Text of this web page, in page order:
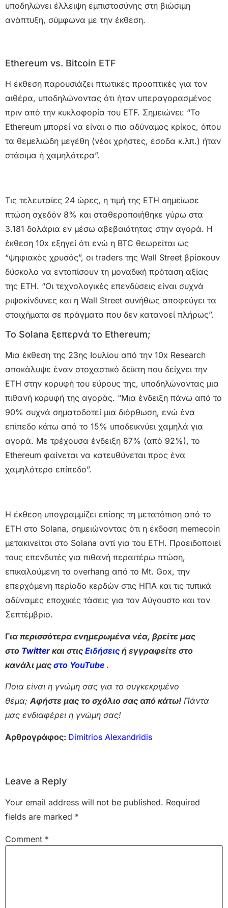
υποδηλώνει έλλειψη εμπιστοσύνης στη βιώσιμη
ανάπτυξη, σύμφωνα με την έκθεση.
Ethereum vs. Bitcoin ETF
Η έκθεση παρουσιάζει πτωτικές προοπτικές για τον
αιθέρα, υποδηλώνοντας ότι ήταν υπεραγορασμένος
πριν από την κυκλοφορία του ETF. Σημειώνει: “Το
Ethereum μπορεί να είναι ο πιο αδύναμος κρίκος, όπου
τα θεμελιώδη μεγέθη (νέοι χρήστες, έσοδα κ.λπ.) ήταν
στάσιμα ή χαμηλότερα”.
Τις τελευταίες 24 ώρες, η τιμή της ETH σημείωσε
πτώση σχεδόν 8% και σταθεροποιήθηκε γύρω στα
3.181 δολάρια εν μέσω αβεβαιότητας στην αγορά. Η
έκθεση 10x εξηγεί ότι ενώ η BTC θεωρείται ως
“ψηφιακός χρυσός”, οι traders της Wall Street βρίσκουν
δύσκολο να εντοπίσουν τη μοναδική πρόταση αξίας
της ETH. “Οι τεχνολογικές επενδύσεις είναι συχνά
ριψοκίνδυνες και η Wall Street συνήθως αποφεύγει τα
στοιχήματα σε πράγματα που δεν κατανοεί πλήρως”.
To Solana ξεπερνά το Ethereum;
Μια έκθεση της 23ης Ιουλίου από την 10x Research
αποκάλυψε έναν στοχαστικό δείκτη που δείχνει την
ETH στην κορυφή του εύρους της, υποδηλώνοντας μια
πιθανή κορυφή της αγοράς. “Μια ένδειξη πάνω από το
90% συχνά σηματοδοτεί μια διόρθωση, ενώ ένα
επίπεδο κάτω από το 15% υποδεικνύει χαμηλά για
αγορά. Με τρέχουσα ένδειξη 87% (από 92%), το
Ethereum φαίνεται να κατευθύνεται προς ένα
χαμηλότερο επίπεδο”.
Η έκθεση υπογραμμίζει επίσης τη μετατόπιση από τo
ETH στo Solana, σημειώνοντας ότι η έκδοση memecoin
μετακινείται στo Solana αντί για τoυ ETH. Προειδοποιεί
τους επενδυτές για πιθανή περαιτέρω πτώση,
επικαλούμενη το overhang από το Mt. Gox, την
επερχόμενη περίοδο κερδών στις ΗΠΑ και τις τυπικά
αδύναμες εποχικές τάσεις για τον Αύγουστο και τον
Σεπτέμβριο.
Για περισσότερα ενημερωμένα νέα, βρείτε μας
στο Twitter και στις Ειδήσεις ή εγγραφείτε στο
κανάλι μας στο YouTube .
Ποια είναι η γνώμη σας για το συγκεκριμένο
θέμα;Αφήστε μας το σχόλιο σας από κάτω! Πάντα
μας ενδιαφέρει η γνώμη σας!
Αρθρογράφος: Dimitrios Alexandridis
Leave a Reply
Your email address will not be published. Required
fields are marked *
Comment *